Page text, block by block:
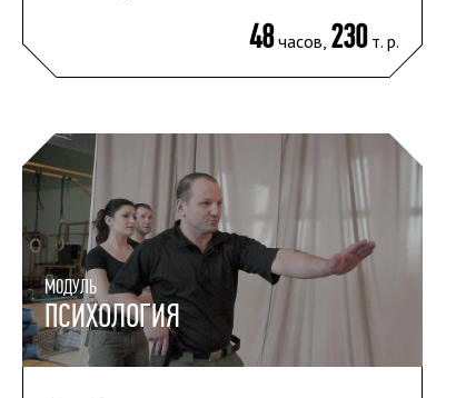
48часов, 230т. р.
МОДУЛЬ
ПСИХОЛОГИЯ